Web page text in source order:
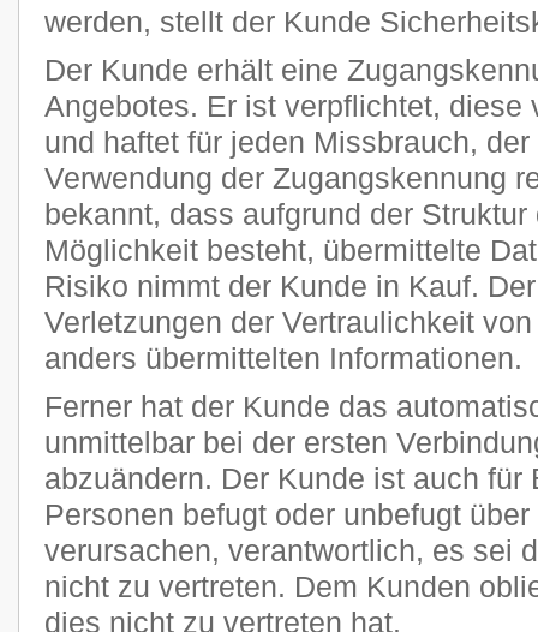
werden, stellt der Kunde
Der Kunde erhält eine
Angebotes. Er ist verpflichtet, diese
und haftet für jeden Missbrauch,
Verwendung der Zugangskennung
bekannt, dass aufgrund der
Möglichkeit besteht, übermittelte
Risiko nimmt der Kunde in Kauf.
Verletzungen der Vertraulichkeit
anders übermittelten Informationen.
Ferner hat der Kunde das
unmittelbar bei der ersten
abzuändern. Der Kunde ist auch für
Personen befugt oder unbefugt
verursachen, verantwortlich, es sei
nicht zu vertreten. Dem Kunden
dies nicht zu vertreten hat.